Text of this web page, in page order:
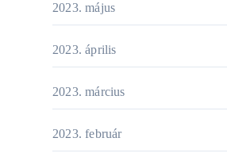
2023. május
2023. április
2023. március
2023. február